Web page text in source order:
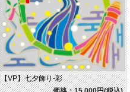
【VP】七夕飾り-彩